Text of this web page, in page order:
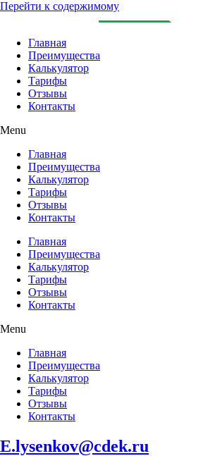
Перейти к содержимому
Главная
Преимущества
Калькулятор
Тарифы
Отзывы
Контакты
Menu
Главная
Преимущества
Калькулятор
Тарифы
Отзывы
Контакты
Главная
Преимущества
Калькулятор
Тарифы
Отзывы
Контакты
Menu
Главная
Преимущества
Калькулятор
Тарифы
Отзывы
Контакты
E.lysenkov@cdek.ru